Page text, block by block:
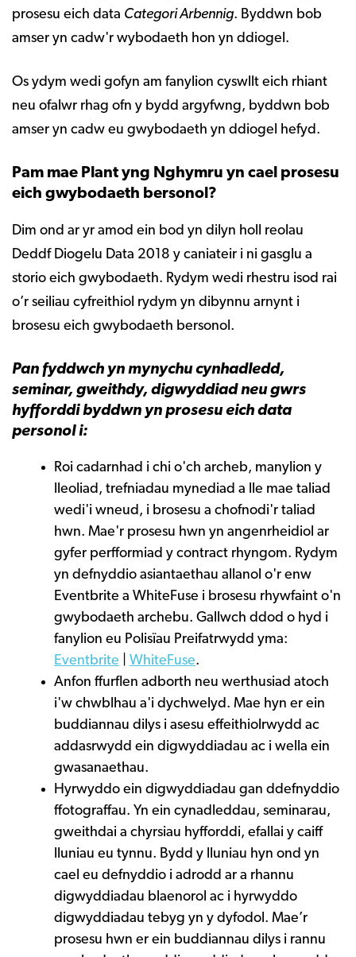
prosesu eich data Categori Arbennig. Byddwn bob
amser yn cadw'r wybodaeth hon yn ddiogel.
Os ydym wedi gofyn am fanylion cyswllt eich rhiant
neu ofalwr rhag ofn y bydd argyfwng, byddwn bob
amser yn cadw eu gwybodaeth yn ddiogel hefyd.
Pam mae Plant yng Nghymru yn cael prosesu
eich gwybodaeth bersonol?
Dim ond ar yr amod ein bod yn dilyn holl reolau
Deddf Diogelu Data 2018 y caniateir i ni gasglu a
storio eich gwybodaeth. Rydym wedi rhestru isod rai
o’r seiliau cyfreithiol rydym yn dibynnu arnynt i
brosesu eich gwybodaeth bersonol.
Pan fyddwch yn mynychu cynhadledd,
seminar, gweithdy, digwyddiad neu gwrs
hyfforddi byddwn yn prosesu eich data
personol i:
Roi cadarnhad i chi o'ch archeb, manylion y
lleoliad, trefniadau mynediad a lle mae taliad
wedi'i wneud, i brosesu a chofnodi'r taliad
hwn. Mae'r prosesu hwn yn angenrheidiol ar
gyfer perfformiad y contract rhyngom. Rydym
yn defnyddio asiantaethau allanol o'r enw
Eventbrite a WhiteFuse i brosesu rhywfaint o'n
gwybodaeth archebu. Gallwch ddod o hyd i
fanylion eu Polisïau Preifatrwydd yma:
Eventbrite
WhiteFuse.
Anfon ffurflen adborth neu werthusiad atoch
i'w chwblhau a'i dychwelyd. Mae hyn er ein
buddiannau dilys i asesu effeithiolrwydd ac
addasrwydd ein digwyddiadau ac i wella ein
gwasanaethau.
Hyrwyddo ein digwyddiadau gan ddefnyddio
ffotograffau. Yn ein cynadleddau, seminarau,
gweithdai a chyrsiau hyfforddi, efallai y caiff
lluniau eu tynnu. Bydd y lluniau hyn ond yn
cael eu defnyddio i adrodd ar a rhannu
digwyddiadau blaenorol ac i hyrwyddo
digwyddiadau tebyg yn y dyfodol. Mae’r
prosesu hwn er ein buddiannau dilys i rannu